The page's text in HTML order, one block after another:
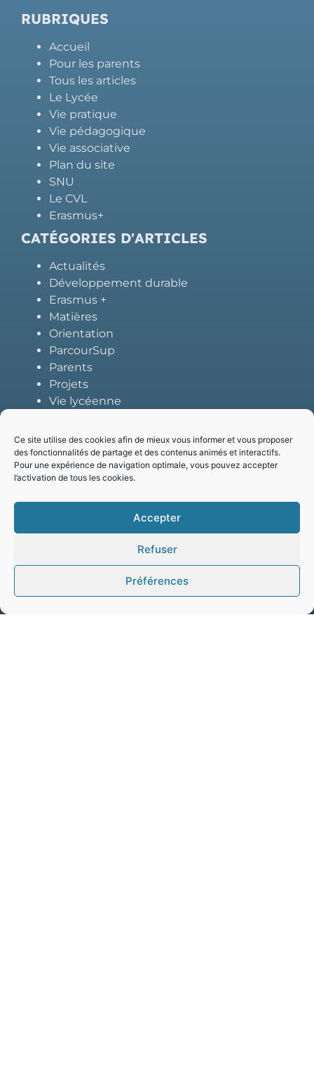
Ce site utilise des cookies afin de mieux vous informer et vous proposer
des fonctionnalités de partage et des contenus animés et interactifs.
Pour une expérience de navigation optimale, vous pouvez accepter
l’activation de tous les cookies.
Accepter
Refuser
Préférences
RUBRIQUES
Accueil
Pour les parents
Tous les articles
Le Lycée
Vie pratique
Vie pédagogique
Vie associative
Plan du site
SNU
Le CVL
Erasmus+
CATÉGORIES D'ARTICLES
Actualités
Développement durable
Erasmus +
Matières
Orientation
ParcourSup
Parents
Projets
Vie lycéenne
Union Européenne